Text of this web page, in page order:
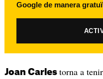
Google de manera
Joan Carles torna a